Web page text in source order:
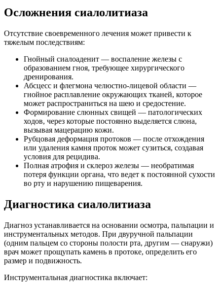
Осложнения сиалолитиаза
Отсутствие своевременного лечения может привести к
тяжелым последствиям:
Гнойный сиалоаденит — воспаление железы с
образованием гноя, требующее хирургического
дренирования.
Абсцесс и флегмона челюстно-лицевой области —
гнойное расплавление окружающих тканей, которое
может распространиться на шею и средостение.
Формирование слюнных свищей — патологических
ходов, через которые постоянно выделяется слюна,
вызывая мацерацию кожи.
Рубцовая деформация протоков — после отхождения
или удаления камня проток может сузиться, создавая
условия для рецидива.
Полная атрофия и склероз железы — необратимая
потеря функции органа, что ведет к постоянной сухости
во рту и нарушению пищеварения.
Диагностика сиалолитиаза
Диагноз устанавливается на основании осмотра, пальпации и
инструментальных методов. При двуручной пальпации
(одним пальцем со стороны полости рта, другим — снаружи)
врач может прощупать камень в протоке, определить его
размер и подвижность.
Инструментальная диагностика включает: